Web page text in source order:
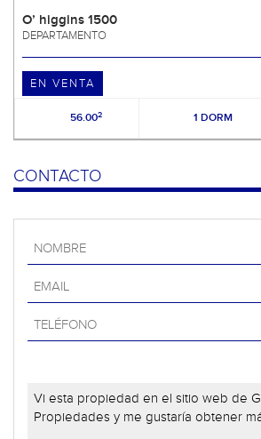
O’ higgins 1500
DEPARTAMENTO
EN VENTA
56.002 1 DORM
CONTACTO